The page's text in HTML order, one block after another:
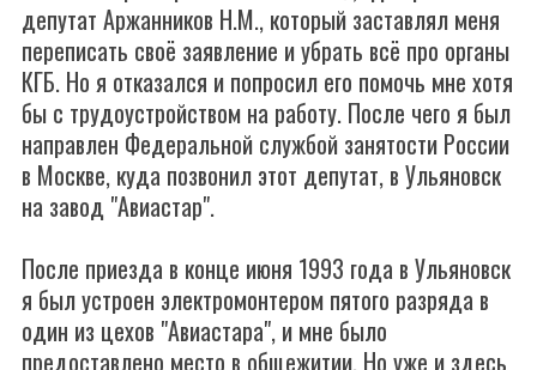
депутат Аржанников Н.М., который заставлял меня
переписать своё заявление и убрать всё про органы
КГБ. Но я отказался и попросил его помочь мне хотя
бы с трудоустройством на работу. После чего я был
направлен Федеральной службой занятости России
в Москве, куда позвонил этот депутат, в Ульяновск
на завод "Авиастар".
После приезда в конце июня 1993 года в Ульяновск
я был устроен электромонтером пятого разряда в
один из цехов "Авиастара", и мне было
предоставлено место в общежитии. Но уже и здесь